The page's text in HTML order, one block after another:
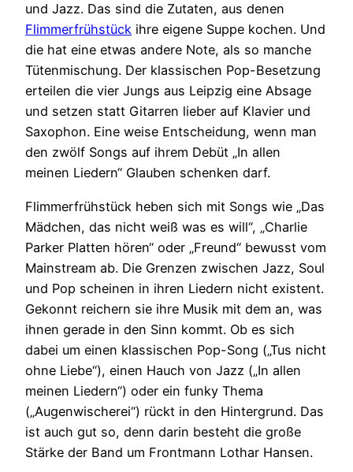
und Jazz. Das sind die Zutaten, aus denen
Flimmerfrühstück ihre eigene Suppe kochen. Und
die hat eine etwas andere Note, als so manche
Tütenmischung. Der klassischen Pop-Besetzung
erteilen die vier Jungs aus Leipzig eine Absage
und setzen statt Gitarren lieber auf Klavier und
Saxophon. Eine weise Entscheidung, wenn man
den zwölf Songs auf ihrem Debüt „In allen
meinen Liedern“ Glauben schenken darf.
Flimmerfrühstück heben sich mit Songs wie „Das
Mädchen, das nicht weiß was es will“, „Charlie
Parker Platten hören“ oder „Freund“ bewusst vom
Mainstream ab. Die Grenzen zwischen Jazz, Soul
und Pop scheinen in ihren Liedern nicht existent.
Gekonnt reichern sie ihre Musik mit dem an, was
ihnen gerade in den Sinn kommt. Ob es sich
dabei um einen klassischen Pop-Song („Tus nicht
ohne Liebe“), einen Hauch von Jazz („In allen
meinen Liedern“) oder ein funky Thema
(„Augenwischerei“) rückt in den Hintergrund. Das
ist auch gut so, denn darin besteht die große
Stärke der Band um Frontmann Lothar Hansen.